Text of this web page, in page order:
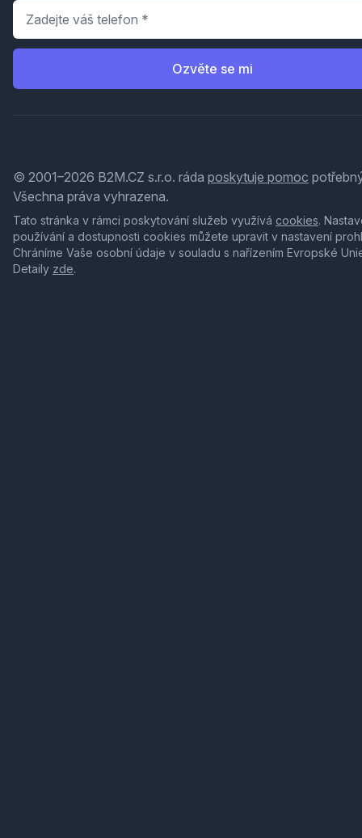
Telefon
Ozvěte se mi
© 2001–2026 B2M.CZ s.r.o. ráda poskytuje pomoc
Všechna práva vyhrazena.
Tato stránka v rámci poskytování služeb využívá cookies.
používání a dostupnosti cookies můžete upravit v nastavení
Chráníme Vaše osobní údaje v souladu s nařízením Evropské
Detaily zde.